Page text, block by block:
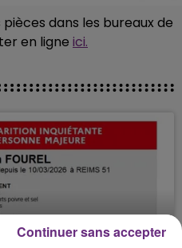
dans les bureaux de
en ligne ici.
Continuer sans accepter